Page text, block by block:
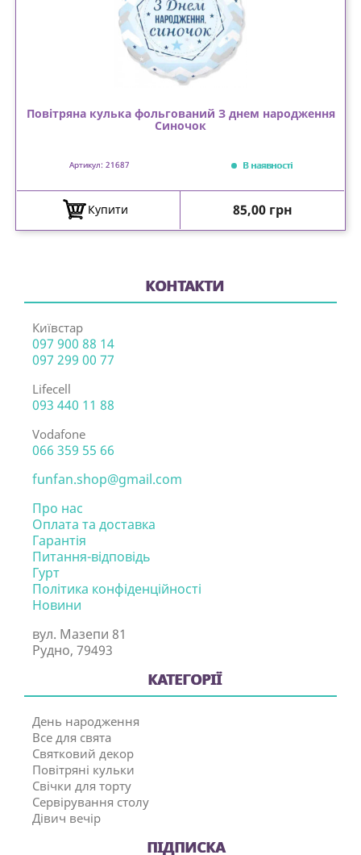
Повітряна кулька фольгований З днем народження
Синочок
Артикул: 21687 В наявності
Купити Ціна
85,00 грн
КОНТАКТИ
Київстар
097 900 88 14
097 299 00 77
Lifecell
093 440 11 88
Vodafone
066 359 55 66
funfan.shop@gmail.com
Про нас
Оплата та доставка
Гарантія
Питання-відповідь
Гурт
Політика конфіденційності
Новини
вул. Мазепи 81
Рудно, 79493
КАТЕГОРІЇ
День народження
Все для свята
Святковий декор
Повітряні кульки
Свічки для торту
Сервірування столу
Дівич вечір
ПІДПИСКА